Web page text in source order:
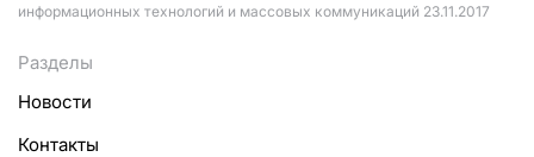
информационных технологий и массовых коммуникаций 23.11.2017
Разделы
Новости
Контакты